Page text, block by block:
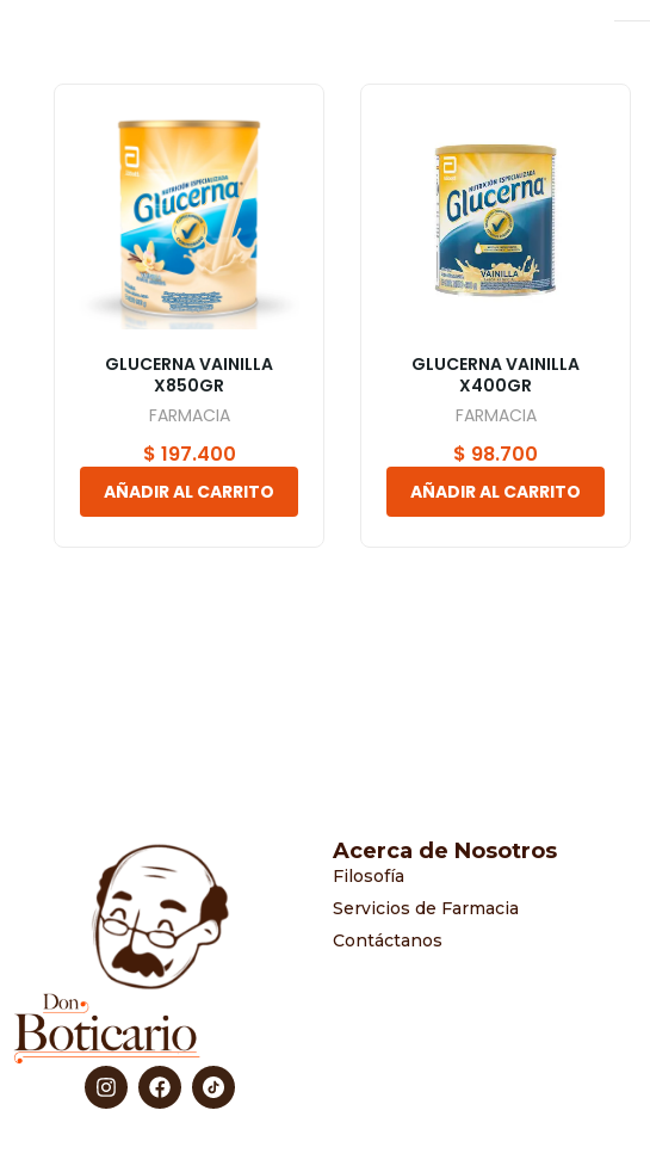
GLUCERNA VAINILLA
X850GR
FARMACIA
$ 197.400
AÑADIR AL CARRITO
GLUCERNA VAINILLA
X400GR
FARMACIA
$ 98.700
AÑADIR AL CARRITO
Acerca de Nosotros
Filosofía
Servicios de Farmacia
Contáctanos